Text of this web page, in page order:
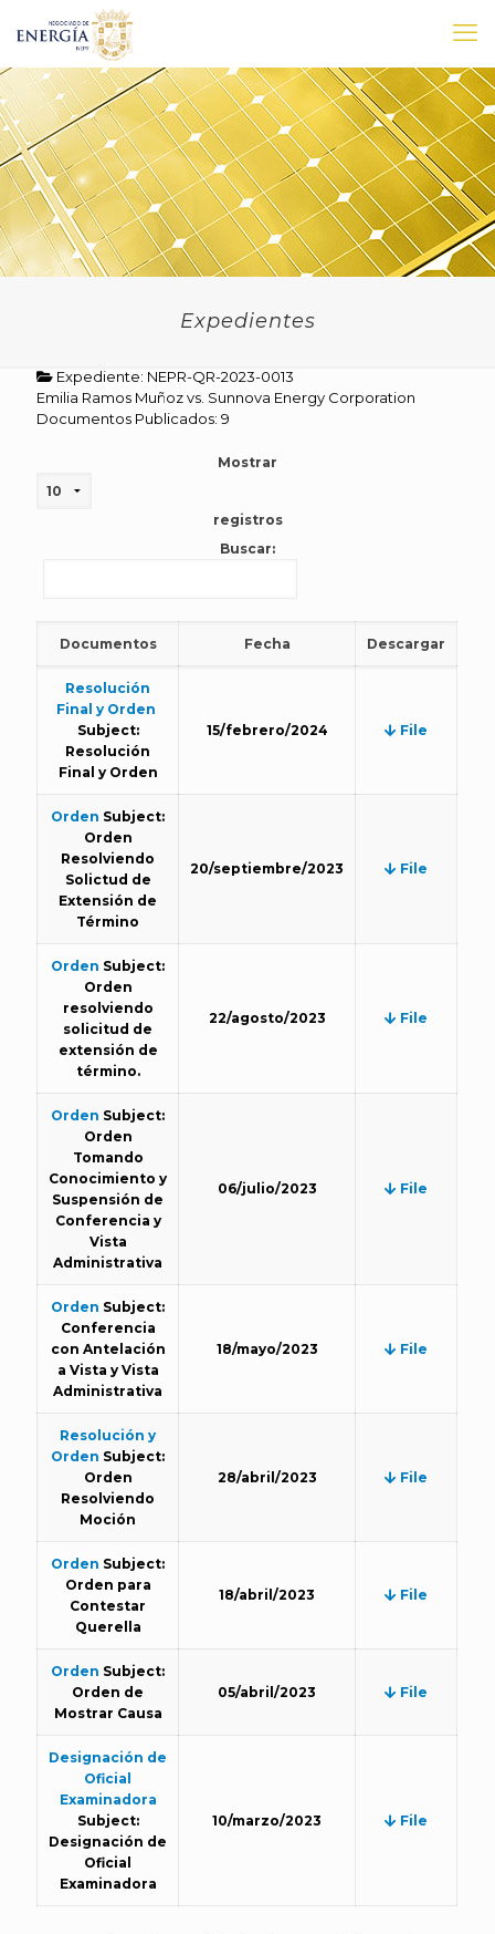
Expedientes
Expediente: NEPR-QR-2023-0013
Emilia Ramos Muñoz vs. Sunnova Energy Corporation
Documentos Publicados: 9
Mostrar
registros
Buscar:
Documentos Fecha Descargar
Resolución
Final y Orden
Subject:
Resolución
Final y Orden
15/febrero/2024 File
Orden Subject:
Orden
Resolviendo
Solictud de
Extensión de
Término
20/septiembre/2023 File
Orden Subject:
Orden
resolviendo
solicitud de
extensión de
término.
22/agosto/2023 File
Orden Subject:
Orden
Tomando
Conocimiento y
Suspensión de
Conferencia y
Vista
Administrativa
06/julio/2023 File
Orden Subject:
Conferencia
con Antelación
a Vista y Vista
Administrativa
18/mayo/2023 File
Resolución y
Orden Subject:
Orden
Resolviendo
Moción
28/abril/2023 File
Orden Subject:
Orden para
Contestar
Querella
18/abril/2023 File
Orden Subject:
Orden de
Mostrar Causa
05/abril/2023 File
Designación de
Oficial
Examinadora
Subject:
Designación de
Oficial
Examinadora
10/marzo/2023 File